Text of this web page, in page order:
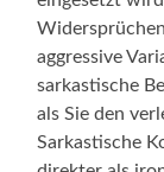
aggressive
sarkastische
als Sie den
Sarkastische